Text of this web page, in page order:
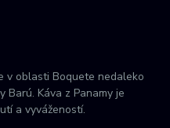
v oblasti Boquete nedaleko
Káva z Panamy je
a vyvážeností.